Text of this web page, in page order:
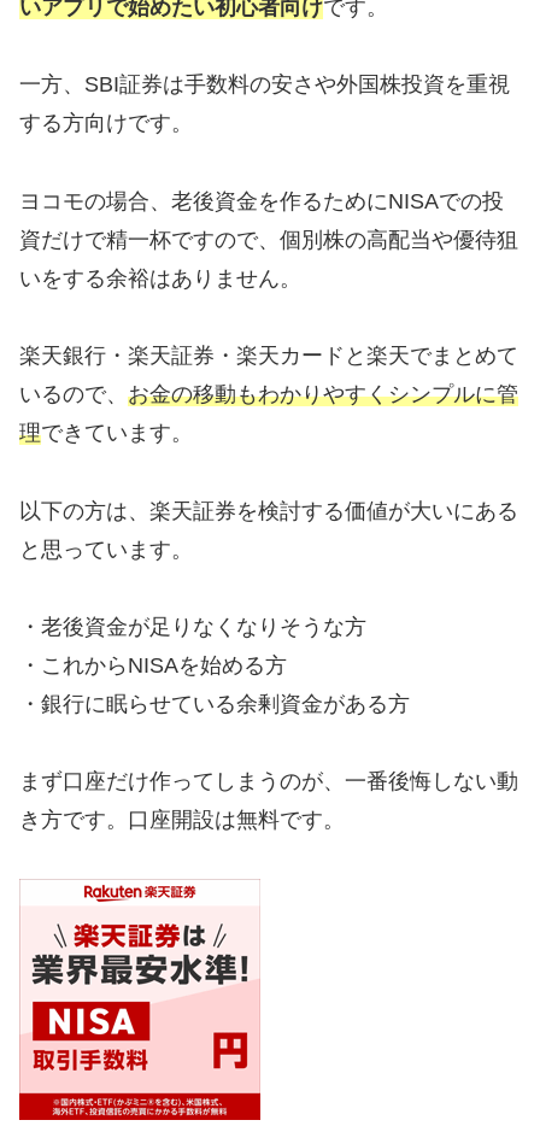
いアプリで始めたい初心者向けです。
一方、SBI証券は手数料の安さや外国株投資を重視
する方向けです。
ヨコモの場合、老後資金を作るためにNISAでの投
資だけで精一杯ですので、個別株の高配当や優待狙
いをする余裕はありません。
楽天銀行・楽天証券・楽天カードと楽天でまとめて
いるので、 お金の移動もわかりやすくシンプルに管
理できています。
以下の方は、楽天証券を検討する価値が大いにある
と思っています。
・老後資金が足りなくなりそうな方
・これからNISAを始める方
・銀行に眠らせている余剰資金がある方
まず口座だけ作ってしまうのが、一番後悔しない動
き方です。口座開設は無料です。